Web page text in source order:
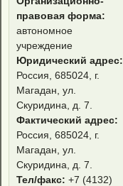
правовая форма:
автономное
учреждение
Юридический адрес:
Россия, 685024, г.
Магадан, ул.
Скуридина, д. 7.
Фактический адрес:
Россия, 685024, г.
Магадан, ул.
Скуридина, д. 7.
Тел/факс: +7 (4132)